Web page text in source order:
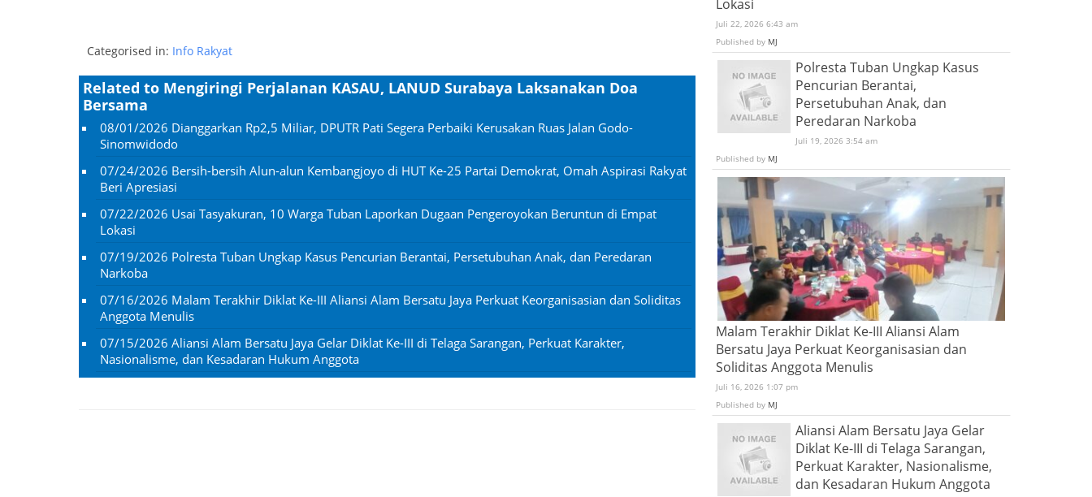
Categorised in: Info Rakyat
Related to Mengiringi Perjalanan KASAU, LANUD Surabaya Laksanakan Doa
Bersama
08/01/2026 Dianggarkan Rp2,5 Miliar, DPUTR Pati Segera Perbaiki Kerusakan Ruas Jalan Godo-
Sinomwidodo
07/24/2026 Bersih-bersih Alun-alun Kembangjoyo di HUT Ke-25 Partai Demokrat, Omah Aspirasi Rakyat
Beri Apresiasi
07/22/2026 Usai Tasyakuran, 10 Warga Tuban Laporkan Dugaan Pengeroyokan Beruntun di Empat
Lokasi
07/19/2026 Polresta Tuban Ungkap Kasus Pencurian Berantai, Persetubuhan Anak, dan Peredaran
Narkoba
07/16/2026 Malam Terakhir Diklat Ke-III Aliansi Alam Bersatu Jaya Perkuat Keorganisasian dan Soliditas
Anggota Menulis
07/15/2026 Aliansi Alam Bersatu Jaya Gelar Diklat Ke-III di Telaga Sarangan, Perkuat Karakter,
Nasionalisme, dan Kesadaran Hukum Anggota
Lokasi
Juli 22, 2026 6:43 am
Published by MJ
Polresta Tuban Ungkap Kasus
Pencurian Berantai,
Persetubuhan Anak, dan
Peredaran Narkoba
Juli 19, 2026 3:54 am
Published by MJ
Malam Terakhir Diklat Ke-III Aliansi Alam
Bersatu Jaya Perkuat Keorganisasian dan
Soliditas Anggota Menulis
Juli 16, 2026 1:07 pm
Published by MJ
Aliansi Alam Bersatu Jaya Gelar
Diklat Ke-III di Telaga Sarangan,
Perkuat Karakter, Nasionalisme,
dan Kesadaran Hukum Anggota